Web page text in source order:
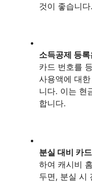
것이 좋습니다.
소득공제 등
카드 번호를
사용액에 대
니다. 이는 현
합니다.
분실 대비 카
하여 캐시비
두면, 분실 시